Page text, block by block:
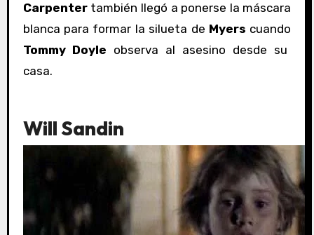
Carpentertambién llegó a ponerse la máscara
blanca para formar la silueta de Myers cuando
Tommy Doyle observa al asesino desde su
casa.
Will Sandin